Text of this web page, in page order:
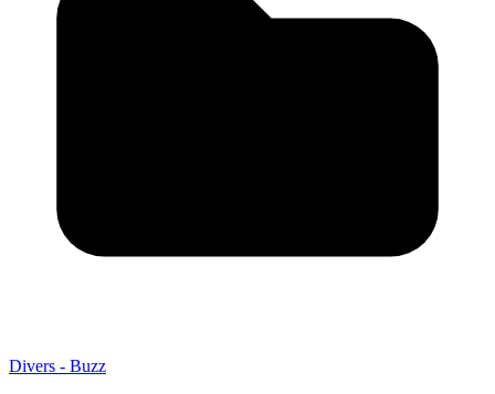
Divers - Buzz